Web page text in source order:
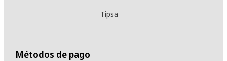
Tipsa
Métodos de pago